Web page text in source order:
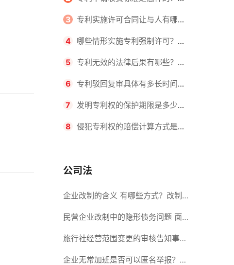
请不同类型的专利所需要的钱不同
3 专利实施许可合同让与人有哪些
主要义务？专利实施许可合同与专利
许可合同有什么区别？
4 哪些情形实施专利强制许可？专
利强制许可的前提条件是什么？
5 专利无效的法律后果有哪些？专
利的无效情形有哪些？
6 专利驳回复审具体有多长时间？
哪些情况下专利申请可能被驳回？
7 发明专利权的保护期限是多少
年？非专利发明人是否有专利申请
8 侵犯专利权的赔偿计算方式是什
间？
公司法
企业改制的含义 有哪些方式？改制
后国企员工属于什么性质？
民营企业改制中的隐形债务问题 面
对隐形债务问题应该如何解决？
旅行社经营范围变更的审核告知事项
旅游业的发展现状和趋势
企业无常加班是否可以匿名举报？强